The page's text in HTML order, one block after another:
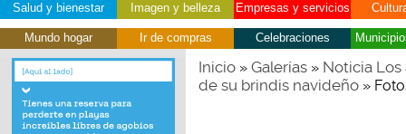
Salud y bienestar Imagen y belleza Empresas y servicios
Mundo hogar Ir de compras Celebraciones
Inicio» Galerías» Noticia
de su brindis navideño»